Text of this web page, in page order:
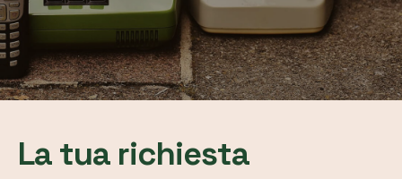
La tua richiesta